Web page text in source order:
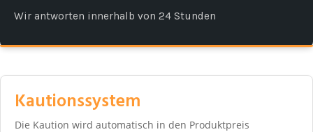
Wir antworten innerhalb von 24 Stunden
Kautionssystem
Die Kaution wird automatisch in den Produktpreis